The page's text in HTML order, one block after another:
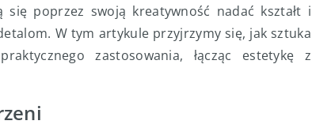
poprzez swoją kreatywność nadać kształt i
W tym artykule przyjrzymy się, jak sztuka
zastosowania, łącząc estetykę z